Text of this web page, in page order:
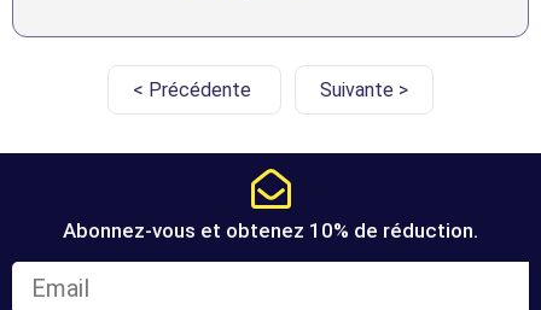
< Précédente Suivante >
Abonnez-vous et obtenez 10% de réduction.